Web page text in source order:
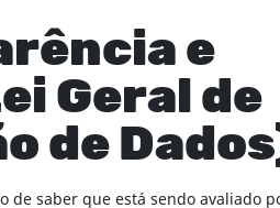
e
Geral de
de
de saber que está sendo avaliado